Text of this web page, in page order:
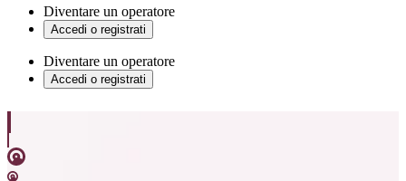
Diventare un operatore
Accedi o registrati
Diventare un operatore
Accedi o registrati